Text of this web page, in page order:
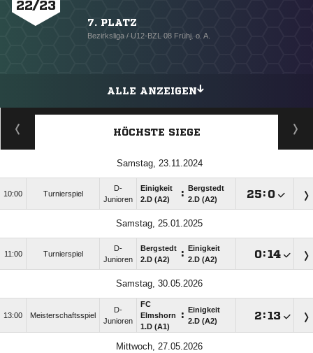
22/23
7. PLATZ
Bezirksliga / U12-BZL 08 Frühj. o. A.
ALLE ANZEIGEN
HÖCHSTE SIEGE
Samstag, 23.11.2024
10:00 Turnierspiel
D-
Junioren
Einigkeit
2.D (A2)
:
Bergstedt
2.D (A2)
: 
Samstag, 25.01.2025
11:00 Turnierspiel
D-
Junioren
Bergstedt
2.D (A2)
:
Einigkeit
2.D (A2)
:
Samstag, 30.05.2026
13:00 Meisterschaftsspiel
D-
Junioren
FC
Elmshorn
1.D (A1)
:
Einigkeit
2.D (A2)
:
Mittwoch, 27.05.2026